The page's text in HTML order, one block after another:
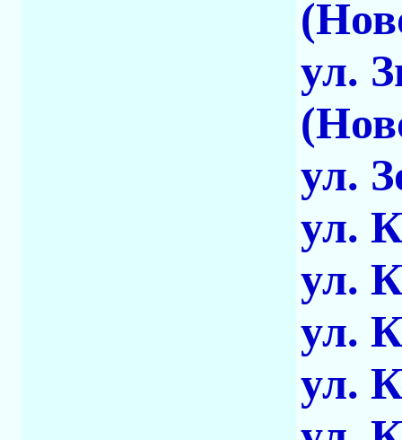
ул.
ул.
ул.
ул.
ул.
ул.